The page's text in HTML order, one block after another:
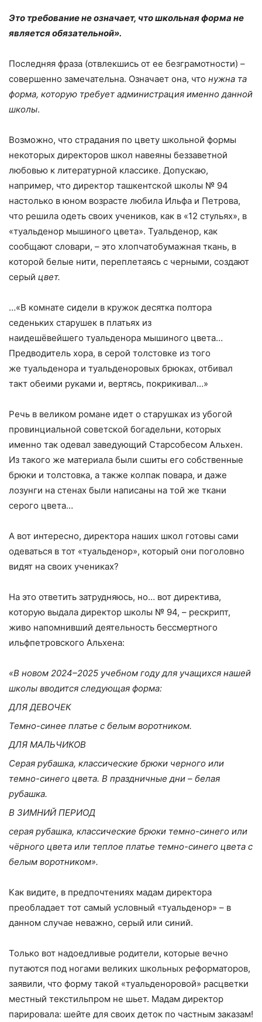
Это требование не означает, что школьная форма не
является обязательной».
Последняя фраза (отвлекшись от ее безграмотности) –
совершенно замечательна. Означает она, что нужна та
форма, которую требует администрация именно данной
школы.
Возможно, что страдания по цвету школьной формы
некоторых директоров школ навеяны беззаветной
любовью к литературной классике. Допускаю,
например, что директор ташкентской школы № 94
настолько в юном возрасте любила Ильфа и Петрова,
что решила одеть своих учеников, как в «12 стульях», в
«туальденор мышиного цвета». Туальденор, как
сообщают словари, – это хлопчатобумажная ткань, в
которой белые нити, переплетаясь с черными, создают
серый цвет.
…«В комнате сидели в кружок десятка полтора
седеньких старушек в платьях из
наидешёвейшего туальденора мышиного цвета…
Предводитель хора, в серой толстовке из того
же туальденора и туальденоровых брюках, отбивал
такт обеими руками и, вертясь, покрикивал…»
Речь в великом романе идет о старушках из убогой
провинциальной советской богадельни, которых
именно так одевал заведующий Старсобесом Альхен.
Из такого же материала были сшиты его собственные
брюки и толстовка, а также колпак повара, и даже
лозунги на стенах были написаны на той же ткани
серого цвета…
А вот интересно, директора наших школ готовы сами
одеваться в тот «туальденор», который они поголовно
видят на своих учениках?
На это ответить затрудняюсь, но… вот директива,
которую выдала директор школы № 94, – рескрипт,
живо напомнивший деятельность бессмертного
ильфпетровского Альхена:
«В новом 2024–2025 учебном году для учащихся нашей
школы вводится следующая форма:
ДЛЯ ДЕВОЧЕК
Темно-синее платье с белым воротником.
ДЛЯ МАЛЬЧИКОВ
Серая рубашка, классические брюки черного или
темно-синего цвета. В праздничные дни – белая
рубашка.
В ЗИМНИЙ ПЕРИОД
серая рубашка, классические брюки темно-синего или
чёрного цвета или теплое платье темно-синего цвета с
белым воротником».
Как видите, в предпочтениях мадам директора
преобладает тот самый условный «туальденор» – в
данном случае неважно, серый или синий.
Только вот надоедливые родители, которые вечно
путаются под ногами великих школьных реформаторов,
заявили, что форму такой «туальденоровой» расцветки
местный текстильпром не шьет. Мадам директор
парировала: шейте для своих деток по частным заказам!